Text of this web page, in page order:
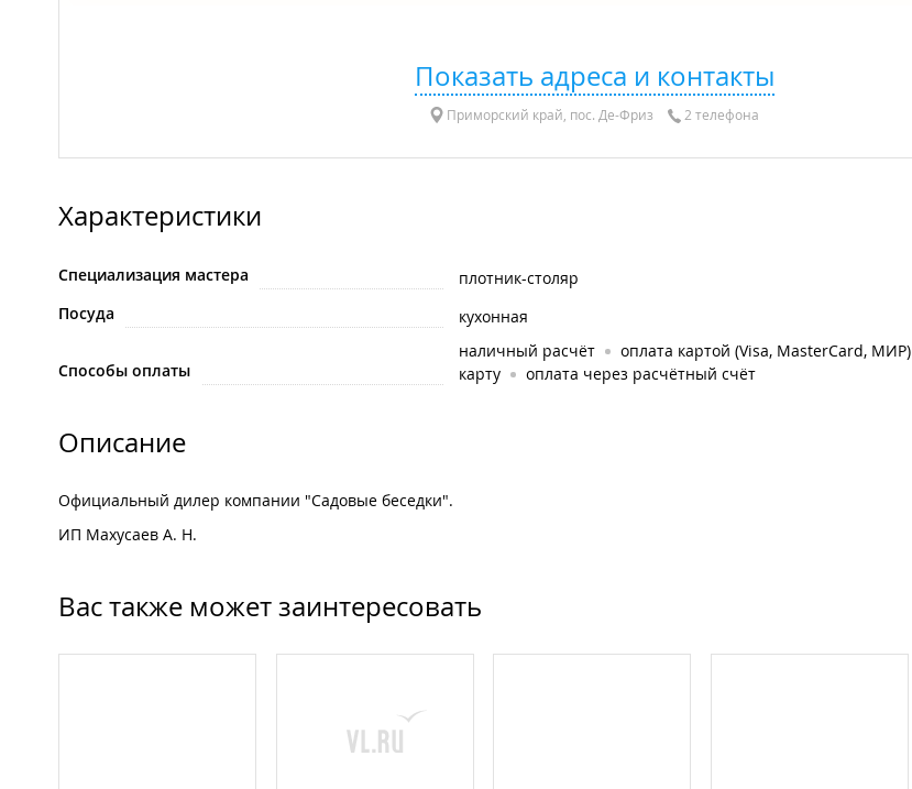
Показать адреса и контакты
Приморский край, пос. Де-Фриз 2 телефона
Характеристики
Специализация мастера
плотник-столяр
Посуда
кухонная
Способы оплаты
наличный расчёт оплата картой (Visa, MasterCard, МИР)
карту
оплата через расчётный счёт
Описание
Официальный дилер компании "Садовые беседки".
ИП Махусаев А. Н.
Вас также может заинтересовать